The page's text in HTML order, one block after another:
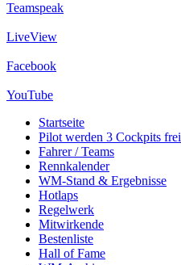
Teamspeak
LiveView
Facebook
YouTube
Startseite
Pilot werden 3 Cockpits frei
Fahrer / Teams
Rennkalender
WM-Stand & Ergebnisse
Hotlaps
Regelwerk
Mitwirkende
Bestenliste
Hall of Fame